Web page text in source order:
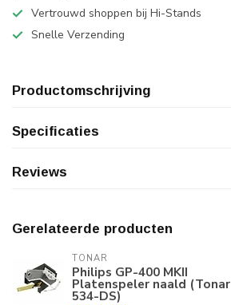
Vertrouwd shoppen bij Hi-Stands
Snelle Verzending
Productomschrijving
Specificaties
Reviews
Gerelateerde producten
TONAR
Philips GP-400 MKII
Platenspeler naald (Tonar
534-DS)